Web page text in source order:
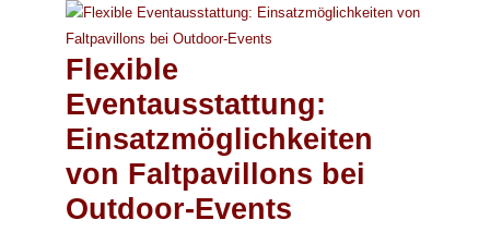
Flexible
Eventausstattung:
Einsatzmöglichkeiten
von Faltpavillons bei
Outdoor-Events